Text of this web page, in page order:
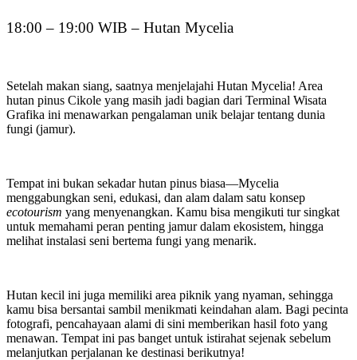
18:00 – 19:00 WIB – Hutan Mycelia
Setelah makan siang, saatnya menjelajahi Hutan Mycelia! Area
hutan pinus Cikole yang masih jadi bagian dari Terminal Wisata
Grafika ini menawarkan pengalaman unik belajar tentang dunia
fungi (jamur).
Tempat ini bukan sekadar hutan pinus biasa—Mycelia
menggabungkan seni, edukasi, dan alam dalam satu konsep
ecotourism yang menyenangkan. Kamu bisa mengikuti tur singkat
untuk memahami peran penting jamur dalam ekosistem, hingga
melihat instalasi seni bertema fungi yang menarik.
Hutan kecil ini juga memiliki area piknik yang nyaman, sehingga
kamu bisa bersantai sambil menikmati keindahan alam. Bagi pecinta
fotografi, pencahayaan alami di sini memberikan hasil foto yang
menawan. Tempat ini pas banget untuk istirahat sejenak sebelum
melanjutkan perjalanan ke destinasi berikutnya!